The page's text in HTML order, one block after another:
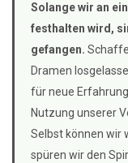
Solange wir an
festhalten wird,
gefangen.
Dramen
für neue
Nutzung unserer
Selbst können wir
spüren wir den